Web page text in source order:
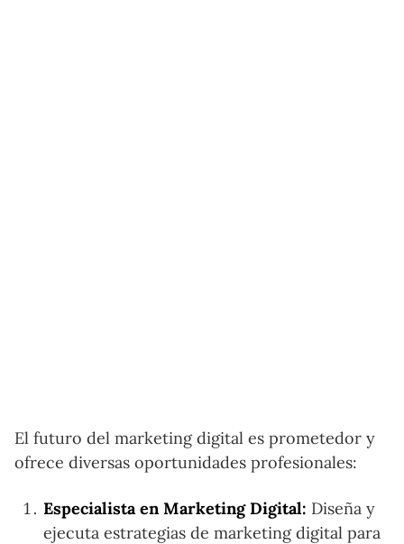
El futuro del marketing digital es prometedor y
ofrece diversas oportunidades profesionales:
Especialista en Marketing Digital: Diseña y
ejecuta estrategias de marketing digital para